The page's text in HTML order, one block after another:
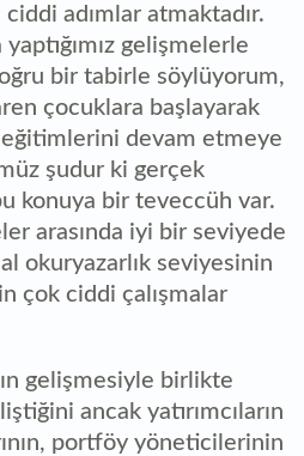
ciddi adımlar atmaktadır.
gelişmelerle
bir tabirle söylüyorum,
çocuklara başlayarak
devam etmeye
şudur ki gerçek
konuya bir teveccüh var.
arasında iyi bir seviyede
okuryazarlık seviyesinin
çok ciddi çalışmalar
gelişmesiyle birlikte
ancak yatırımcıların
portföy yöneticilerinin